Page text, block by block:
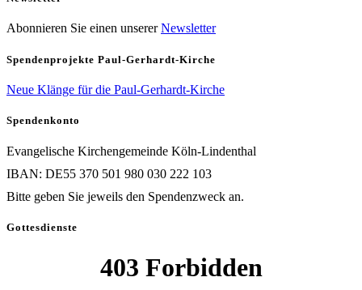
Abonnieren Sie einen unsererNewsletter
Spendenprojekte Paul-Gerhardt-Kirche
Neue Klänge für die Paul-Gerhardt-Kirche
Spendenkonto
Evangelische Kirchengemeinde Köln-Lindenthal
IBAN: DE55 370 501 980 030 222 103
Bitte geben Sie jeweils den Spendenzweck an.
Gottesdienste